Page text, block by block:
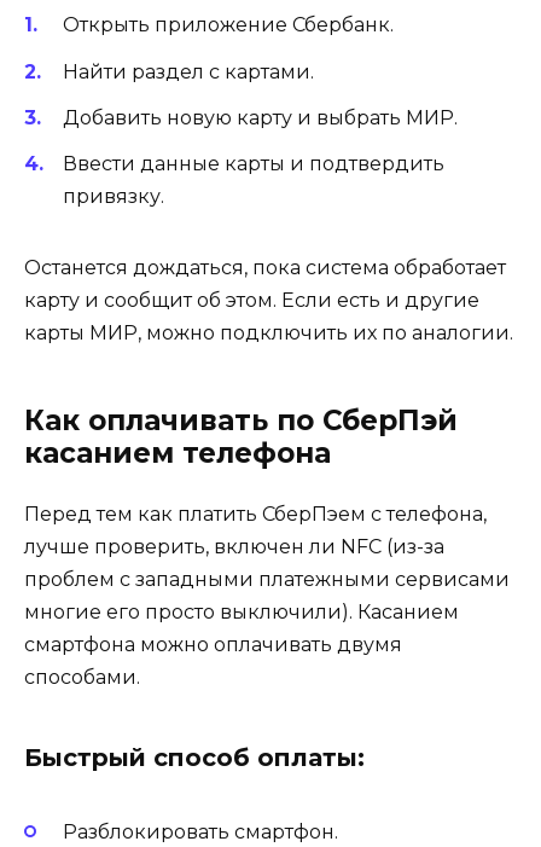
Открыть приложение Сбербанк.
Найти раздел с картами.
Добавить новую карту и выбрать МИР.
Ввести данные карты и подтвердить
привязку.
Останется дождаться, пока система обработает
карту и сообщит об этом. Если есть и другие
карты МИР, можно подключить их по аналогии.
Как оплачивать по СберПэй
касанием телефона
Перед тем как платить СберПэем с телефона,
лучше проверить, включен ли NFC (из-за
проблем с западными платежными сервисами
многие его просто выключили). Касанием
смартфона можно оплачивать двумя
способами.
Быстрый способ оплаты:
Разблокировать смартфон.